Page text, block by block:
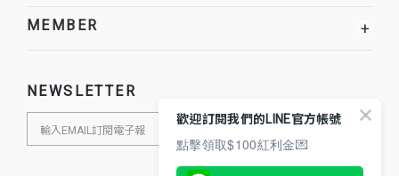
MEMBER +
NEWSLETTER
歡迎訂閱我們的LINE官方帳號
點擊領取$100紅利金💌